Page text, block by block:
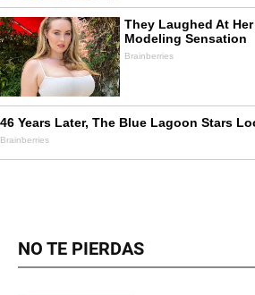
NO TE PIERDAS